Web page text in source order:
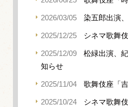
2026/03/05 染五郎出演
2025/12/25 シネマ歌舞
2025/12/09
松緑出演、
知らせ
2025/11/04 歌舞伎座「
2025/10/24 シネマ歌舞